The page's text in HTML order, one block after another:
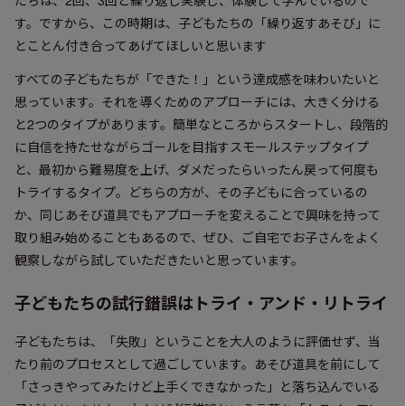
す。ですから、この時期は、子どもたちの「繰り返すあそび」に
とことん付き合ってあげてほしいと思います
すべての子どもたちが「できた！」という達成感を味わいたいと
思っています。それを導くためのアプローチには、大きく分ける
と2つのタイプがあります。簡単なところからスタートし、段階的
に自信を持たせながらゴールを目指すスモールステップタイプ
と、最初から難易度を上げ、ダメだったらいったん戻って何度も
トライするタイプ。どちらの方が、その子どもに合っているの
か、同じあそび道具でもアプローチを変えることで興味を持って
取り組み始めることもあるので、ぜひ、ご自宅でお子さんをよく
観察しながら試していただきたいと思っています。
子どもたちの試行錯誤はトライ・アンド・リトライ
子どもたちは、「失敗」ということを大人のように評価せず、当
たり前のプロセスとして過ごしています。あそび道具を前にして
「さっきやってみたけど上手くできなかった」と落ち込んでいる